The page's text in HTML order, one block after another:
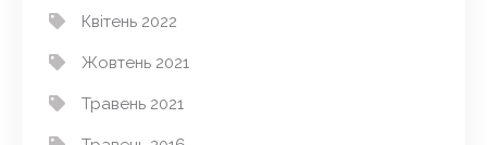
Квітень 2022
Жовтень 2021
Травень 2021